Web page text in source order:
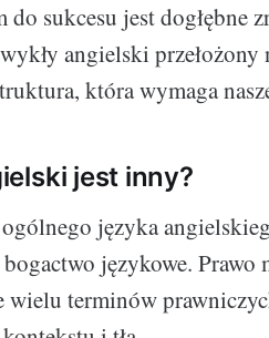
sukcesu jest dogłębne
angielski
która wymaga
jest inny?
języka
językowe. Prawo
wielu terminów